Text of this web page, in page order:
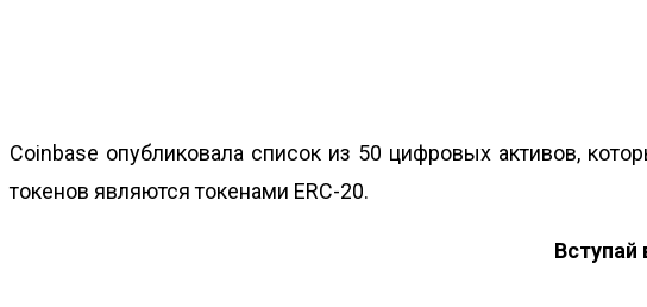
Coinbase опубликовала список из 50 цифровых активов,
токенов являются токенами ERC-20.